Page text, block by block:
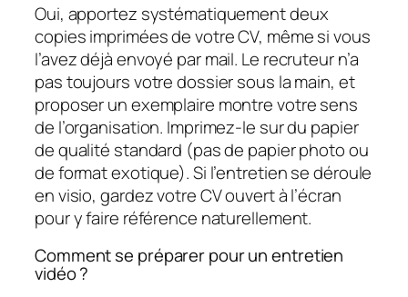
Oui, apportez systématiquement deux
copies imprimées de votre CV, même si vous
l’avez déjà envoyé par mail. Le recruteur n’a
pas toujours votre dossier sous la main, et
proposer un exemplaire montre votre sens
de l’organisation. Imprimez-le sur du papier
de qualité standard (pas de papier photo ou
de format exotique). Si l’entretien se déroule
en visio, gardez votre CV ouvert à l’écran
pour y faire référence naturellement.
Comment se préparer pour un entretien
vidéo ?